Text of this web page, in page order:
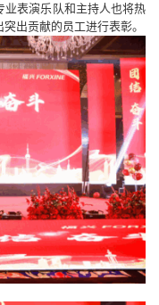
业表演乐队和主持人也将热
出贡献的员工进行表彰。